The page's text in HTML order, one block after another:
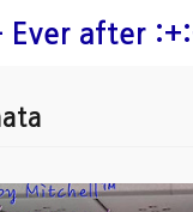
Ever after